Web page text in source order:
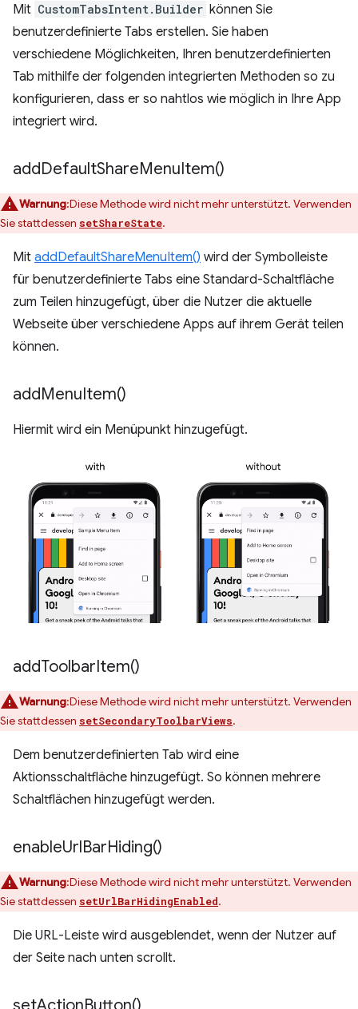
Mit CustomTabsIntent.Builder können Sie
benutzerdefinierte Tabs erstellen. Sie haben
verschiedene Möglichkeiten, Ihren benutzerdefinierten
Tab mithilfe der folgenden integrierten Methoden so zu
konfigurieren, dass er so nahtlos wie möglich in Ihre App
integriert wird.
addDefaultShareMenuItem()
Warnung:Diese Methode wird nicht mehr unterstützt. Verwenden
Sie stattdessen setShareState.
Mit addDefaultShareMenuItem() wird der Symbolleiste
für benutzerdefinierte Tabs eine Standard-Schaltfläche
zum Teilen hinzugefügt, über die Nutzer die aktuelle
Webseite über verschiedene Apps auf ihrem Gerät teilen
können.
addMenuItem()
Hiermit wird ein Menüpunkt hinzugefügt.
addToolbarItem()
Warnung:Diese Methode wird nicht mehr unterstützt. Verwenden
Sie stattdessen setSecondaryToolbarViews.
Dem benutzerdefinierten Tab wird eine
Aktionsschaltfläche hinzugefügt. So können mehrere
Schaltflächen hinzugefügt werden.
enableUrlBarHiding()
Warnung:Diese Methode wird nicht mehr unterstützt. Verwenden
Sie stattdessen setUrlBarHidingEnabled.
Die URL-Leiste wird ausgeblendet, wenn der Nutzer auf
der Seite nach unten scrollt.